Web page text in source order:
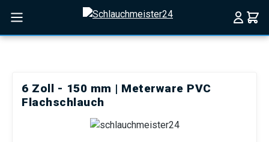
Zum Hauptinhalt springen
6 Zoll - 150 mm | Meterware PVC
Flachschlauch